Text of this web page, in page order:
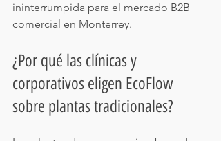
ininterrumpida para el mercado B2B
comercial en Monterrey.
¿Por qué las clínicas y
corporativos eligen EcoFlow
sobre plantas tradicionales?